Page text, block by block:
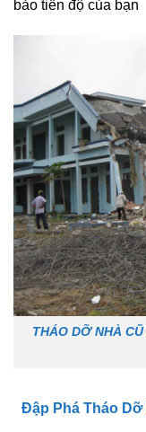
bảo tiến độ của bạn
THÁO DỠ NHÀ
Đập Phá Tháo Dỡ